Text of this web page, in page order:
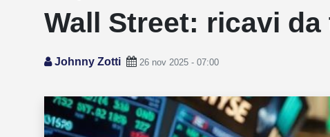
Wall Street: ricavi
Johnny Zotti 26 nov 2025 - 07:00